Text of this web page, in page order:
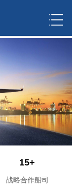
15+
战略合作船司